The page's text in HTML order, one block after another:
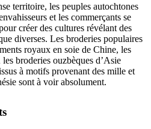
territoire, les peuples autochtones
et les commerçants se
créer des cultures révélant des
diverses. Les broderies populaires
royaux en soie de Chine, les
broderies ouzbèques d’Asie
à motifs provenant des mille et
sont à voir absolument.